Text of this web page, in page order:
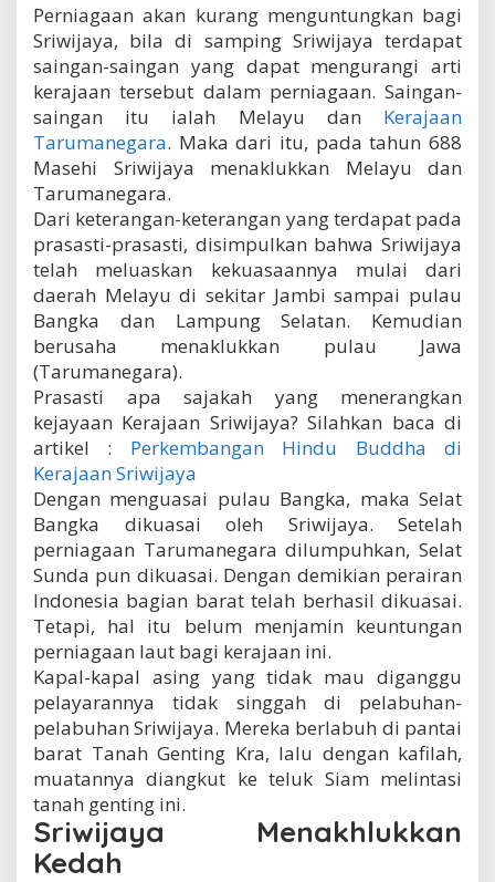
Perniagaan akan kurang menguntungkan bagi
Sriwijaya, bila di samping Sriwijaya terdapat
saingan-saingan yang dapat mengurangi arti
kerajaan tersebut dalam perniagaan. Saingan-
saingan itu ialah Melayu dan Kerajaan
Tarumanegara. Maka dari itu, pada tahun 688
Masehi Sriwijaya menaklukkan Melayu dan
Tarumanegara.
Dari keterangan-keterangan yang terdapat pada
prasasti-prasasti, disimpulkan bahwa Sriwijaya
telah meluaskan kekuasaannya mulai dari
daerah Melayu di sekitar Jambi sampai pulau
Bangka dan Lampung Selatan. Kemudian
berusaha menaklukkan pulau Jawa
(Tarumanegara).
Prasasti apa sajakah yang menerangkan
kejayaan Kerajaan Sriwijaya? Silahkan baca di
artikel : Perkembangan Hindu Buddha di
Kerajaan Sriwijaya
Dengan menguasai pulau Bangka, maka Selat
Bangka dikuasai oleh Sriwijaya. Setelah
perniagaan Tarumanegara dilumpuhkan, Selat
Sunda pun dikuasai. Dengan demikian perairan
Indonesia bagian barat telah berhasil dikuasai.
Tetapi, hal itu belum menjamin keuntungan
perniagaan laut bagi kerajaan ini.
Kapal-kapal asing yang tidak mau diganggu
pelayarannya tidak singgah di pelabuhan-
pelabuhan Sriwijaya. Mereka berlabuh di pantai
barat Tanah Genting Kra, lalu dengan kafilah,
muatannya diangkut ke teluk Siam melintasi
tanah genting ini.
Sriwijaya Menakhlukkan
Kedah